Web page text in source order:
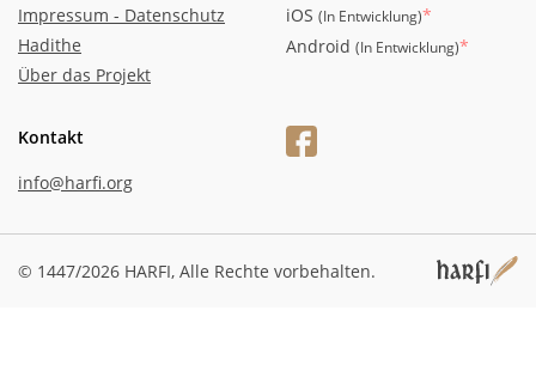
Impressum - Datenschutz
Hadithe
Über das Projekt
iOS (In Entwicklung)*
Android (In Entwicklung)*
Kontakt
info@harfi.org
© 1447/2026 HARFI, Alle Rechte vorbehalten.